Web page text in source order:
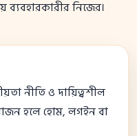
ব্যবহারকারীর নিজের।
নীতি ও দায়িত্বশীল
হলে হোম, লগইন বা